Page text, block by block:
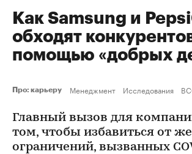
Как Sаmsung и
обходят
помощью «добрых
Про: карьеру Менеджмент Исследования
Главный вызов для
том, чтобы избавиться от
ограничений, вызванных